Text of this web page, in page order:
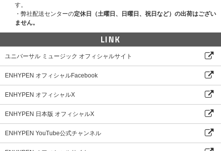
す。
・弊社配送センターの定休日（土曜日、日曜日、祝日など）の出荷はござい
ません。
LINK
ユニバーサル ミュージック オフィシャルサイト
ENHYPEN オフィシャルFacebook
ENHYPEN オフィシャルX
ENHYPEN 日本版 オフィシャルX
ENHYPEN YouTube公式チャンネル